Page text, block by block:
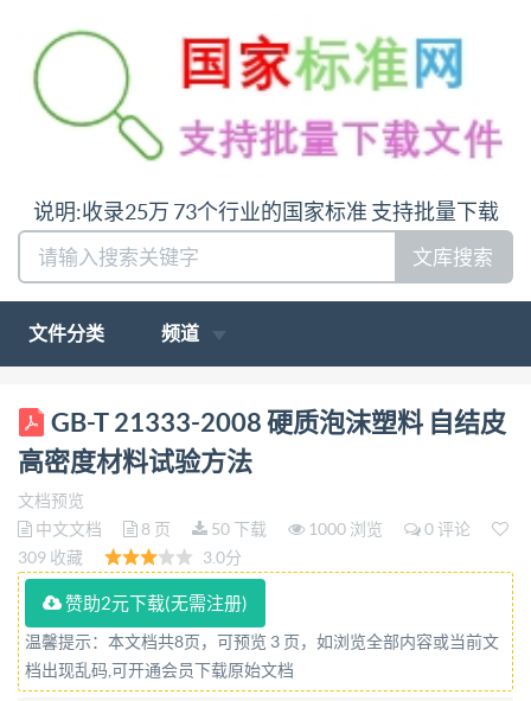
说明:收录25万 73个行业的国家标准 支持批量下载
文库搜索
文件分类 频道
ICS 83.100 G 31 中华人民共和国国家标准
GB/T21333—2008/IS0 9054:1990 硬质泡沫塑料 自
结皮高密度材料试验方法 Rigid cellular plastics --Test
methods for self- skinned, high-density materials (ISO
9054:1990,IDT) 2008-01-04发布 2008-09-01实施 中
华人民共和国国家质量监督检验检疫总局 发布 中国
国家标准化管理委员会 GB/T21333—
2008/IS09054:1990 前言 本标准等同采用ISO9054：
1990《硬质泡沫塑料 自结皮高密度材料试验方
GB-T 21333-2008 硬质泡沫塑料 自结皮
高密度材料试验方法
文档预览
中文文档
8 页 50 下载 1000 浏览
0 评论
309 收藏
3.0分
赞助2元下载(无需注册)
温馨提示：本文档共8页，可预览 3 页，如浏览全部内容或当前文
档出现乱码,可开通会员下载原始文档